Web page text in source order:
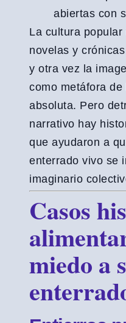
abiertas con
La cultura
novelas y
y otra vez la
como metáfora
absoluta. Pero
narrativo hay
que ayudaron a
enterrado vivo se
imaginario
Casos
miedo a